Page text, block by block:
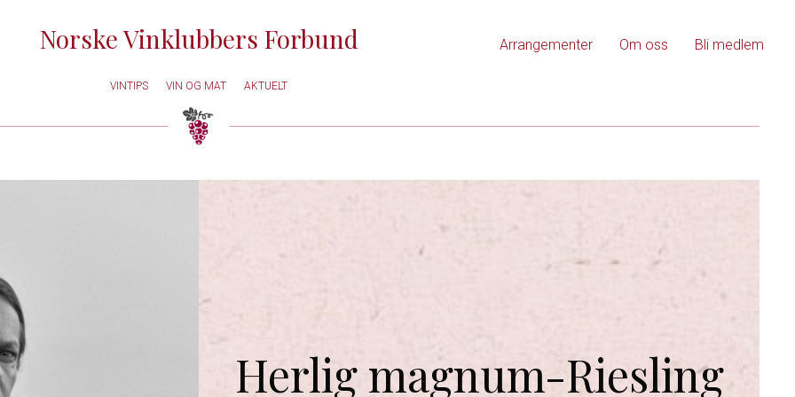
Norske Vinklubbers Forbund Arrangementer Om oss Bli medlem
VINTIPS VIN OG MAT AKTUELT
Herlig magnum-Riesling